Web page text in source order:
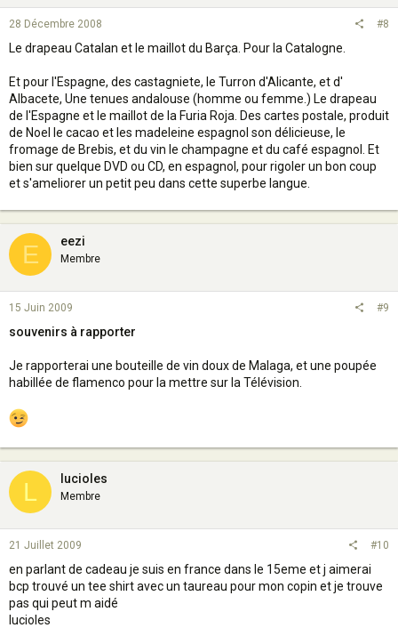
28 Décembre 2008 #8
Le drapeau Catalan et le maillot du Barça. Pour la Catalogne.
Et pour l'Espagne, des castagniete, le Turron d'Alicante, et d'
Albacete, Une tenues andalouse (homme ou femme.) Le drapeau
de l'Espagne et le maillot de la Furia Roja. Des cartes postale, produit
de Noel le cacao et les madeleine espagnol son délicieuse, le
fromage de Brebis, et du vin le champagne et du café espagnol. Et
bien sur quelque DVD ou CD, en espagnol, pour rigoler un bon coup
et s'ameliorer un petit peu dans cette superbe langue.
E eezi
Membre
15 Juin 2009 #9
souvenirs à rapporter
Je rapporterai une bouteille de vin doux de Malaga, et une poupée
habillée de flamenco pour la mettre sur la Télévision.
L lucioles
Membre
21 Juillet 2009 #10
en parlant de cadeau je suis en france dans le 15eme et j aimerai
bcp trouvé un tee shirt avec un taureau pour mon copin et je trouve
pas qui peut m aidé
lucioles